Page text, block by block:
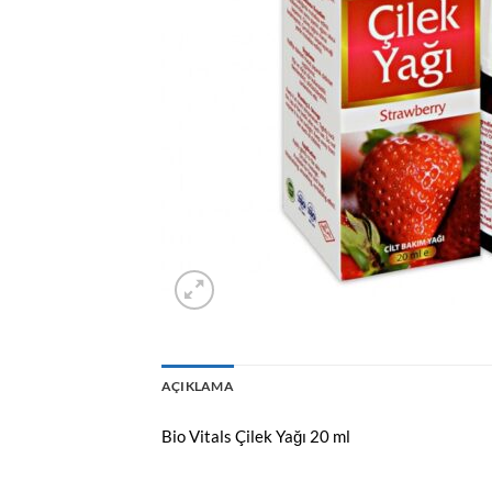
AÇIKLAMA
Bio Vitals Çilek Yağı 20 ml